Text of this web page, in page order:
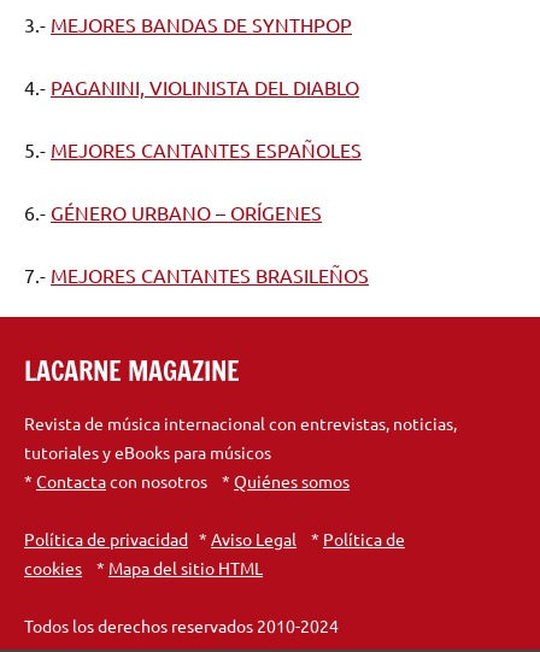
3.- MEJORES BANDAS DE SYNTHPOP
4.- PAGANINI, VIOLINISTA DEL DIABLO
5.- MEJORES CANTANTES ESPAÑOLES
6.- GÉNERO URBANO – ORÍGENES
7.- MEJORES CANTANTES BRASILEÑOS
LACARNE MAGAZINE
Revista de música internacional con entrevistas, noticias,
tutoriales y eBooks para músicos
* Contactacon nosotros * Quiénes somos
Política de privacidad * Aviso Legal * Política de
cookies * Mapa del sitio HTML
Todos los derechos reservados 2010-2024